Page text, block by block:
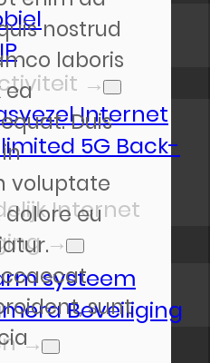
→
Internet
5G Back-
Internet
→
systeem
Beveiliging
→
nostrud
laboris
ea
Duis
voluptate
eu
sunt